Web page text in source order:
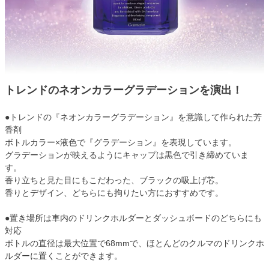
トレンドのネオンカラーグラデーションを演出！
●トレンドの『ネオンカラーグラデーション』を意識して作られた芳
香剤
ボトルカラー×液色で『グラデーション』を表現しています。
グラデーションが映えるようにキャップは黒色で引き締めていま
す。
香り立ちと見た目にもこだわった、ブラックの吸上げ芯。
香りとデザイン、どちらにも拘りたい方におすすめです。
●置き場所は車内のドリンクホルダーとダッシュボードのどちらにも
対応
ボトルの直径は最大位置で68mmで、ほとんどのクルマのドリンクホ
ルダーに置くことができます。